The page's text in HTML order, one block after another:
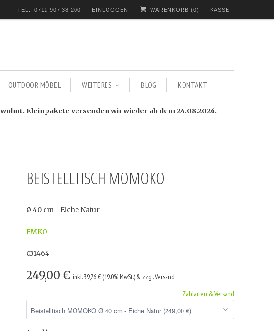
TEL.: 0711-907 38 200 EINLOGGEN WARENKORB (0) KASSE
OUTDOOR MÖBEL WEITERES BLOG KONTAKT
Kleinpakete versenden wir wieder ab dem 24.08.2026.
BEISTELLTISCH MOMOKO
Ø 40 cm - Eiche Natur
EMKO
031464
249,00 € inkl. 39,76 € (19.0% MwSt.) & zzgl. Versand
Zahlarten & Versand